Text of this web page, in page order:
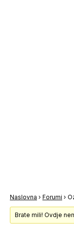
Naslovna › Forumi ›
Brate mili! Ovdje